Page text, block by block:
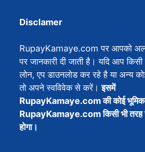
Disclamer
RupayKamaye.com पर आपको
पर जानकारी दी जाती है। यदि आप
लोन, एप डाउनलोड कर रहे है या अन्य
तो अपने स्वविवेक से करें।इसमें
RupayKamaye.com की कोई भूमिका
RupayKamaye.com किसी भी तरह से
होगा।